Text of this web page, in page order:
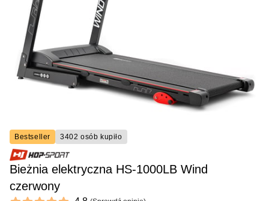
Bestseller 3402 osób kupiło
Bieżnia elektryczna HS-1000LB Wind
czerwony